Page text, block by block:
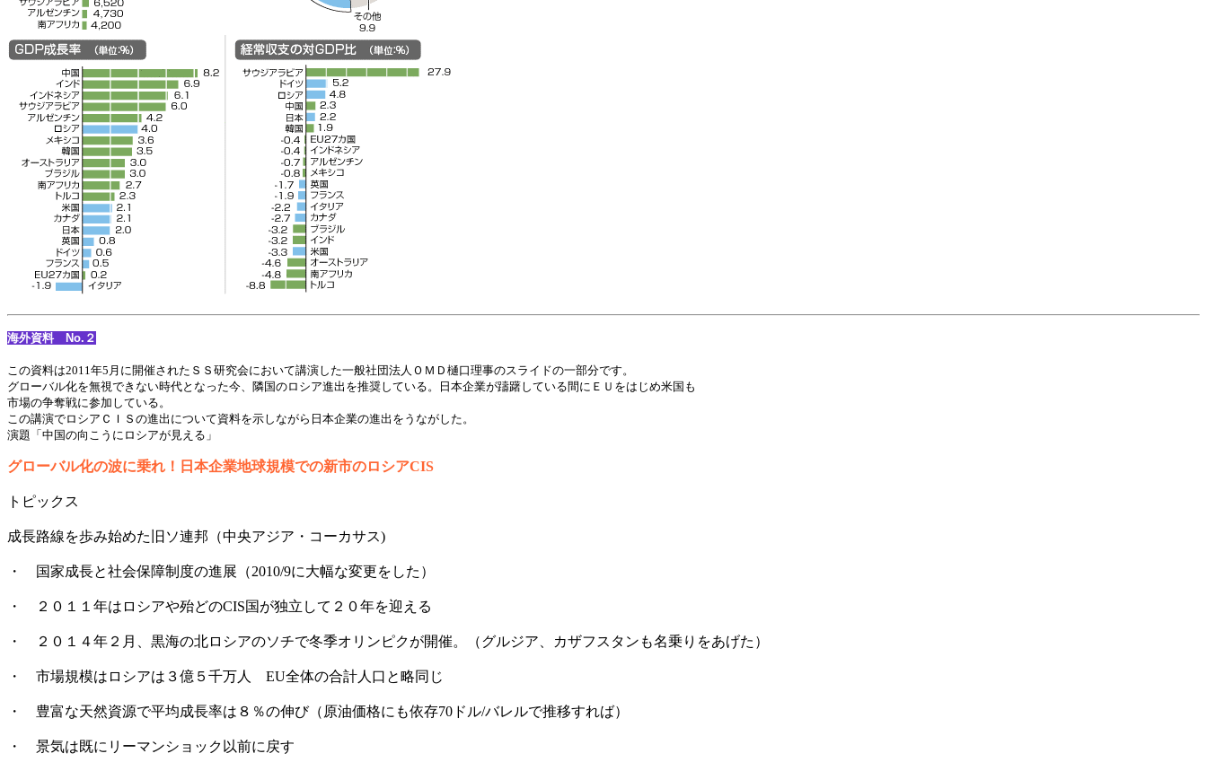
海外資料 No.２
この資料は2011年5月に開催されたＳＳ研究会において講演した一般社団法人ＯＭＤ樋口理事のスライドの一部分です。
グローバル化を無視できない時代となった今、隣国のロシア進出を推奨している。日本企業が躊躇している間にＥＵをはじめ米国も
市場の争奪戦に参加している。
この講演でロシアＣＩＳの進出について資料を示しながら日本企業の進出をうながした。
演題「中国の向こうにロシアが見える」
グローバル化の波に乗れ！日本企業地球規模での新市のロシアCIS
トピックス
成長路線を歩み始めた旧ソ連邦（中央アジア・コーカサス)
・ 国家成長と社会保障制度の進展（2010/9に大幅な変更をした）
・ ２０１１年はロシアや殆どのCIS国が独立して２０年を迎える
・ ２０１４年２月、黒海の北ロシアのソチで冬季オリンピクが開催。（グルジア、カザフスタンも名乗りをあげた）
・ 市場規模はロシアは３億５千万人 EU全体の合計人口と略同じ
・ 豊富な天然資源で平均成長率は８％の伸び（原油価格にも依存70ドル/バレルで推移すれば）
・ 景気は既にリーマンショック以前に戻す